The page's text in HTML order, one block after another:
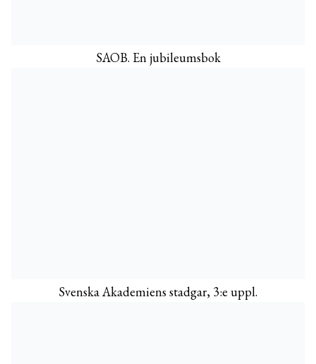
SAOB. En jubileumsbok
Svenska Akademiens stadgar, 3:e uppl.